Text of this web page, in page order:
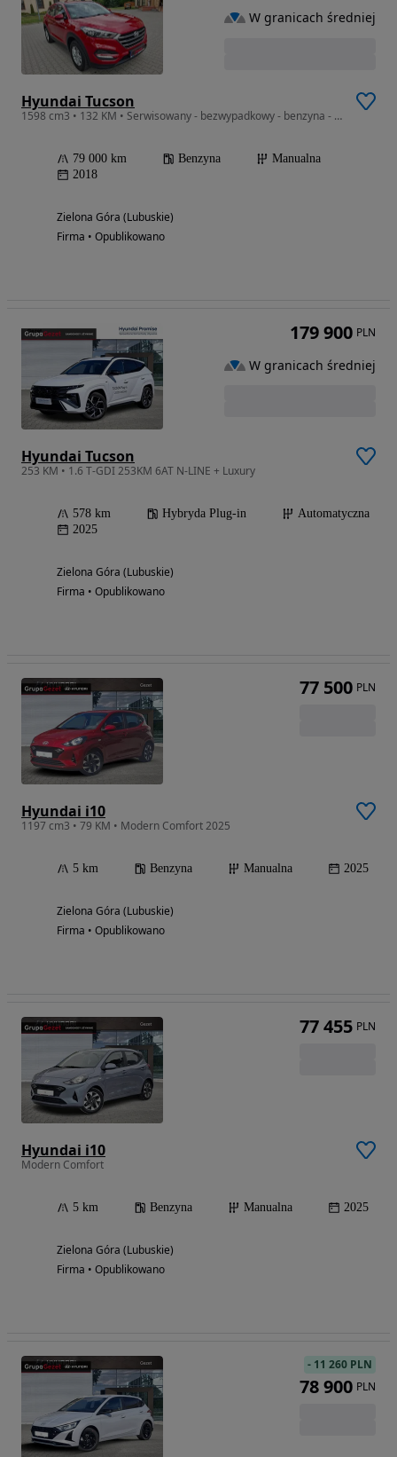
Hyundai Tucson
1598 cm3 • 132 KM • Serwisowany - bezwypadkowy - benzyna - przebieg - 79.000 km
79 000 km Benzyna
Manualna
2018
Zielona Góra (Lubuskie)
Firma • Opublikowano
W granicach średniej
Hyundai Tucson
253 KM • 1.6 T-GDI 253KM 6AT N-LINE + Luxury
578 km Hybryda Plug-in
Automatyczna
2025
Zielona Góra (Lubuskie)
Firma • Opublikowano
179 900 PLN
W granicach średniej
Hyundai i10
1197 cm3 • 79 KM • Modern Comfort 2025
5 km Benzyna Manualna 2025
Zielona Góra (Lubuskie)
Firma • Opublikowano
77 500 PLN
Hyundai i10
Modern Comfort
5 km Benzyna Manualna 2025
Zielona Góra (Lubuskie)
Firma • Opublikowano
77 455 PLN
- 11 260 PLN
78 900 PLN